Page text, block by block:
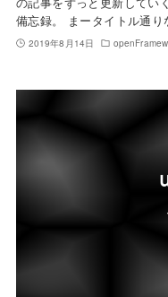
備忘録。 まータイトル通
2019年8月14日